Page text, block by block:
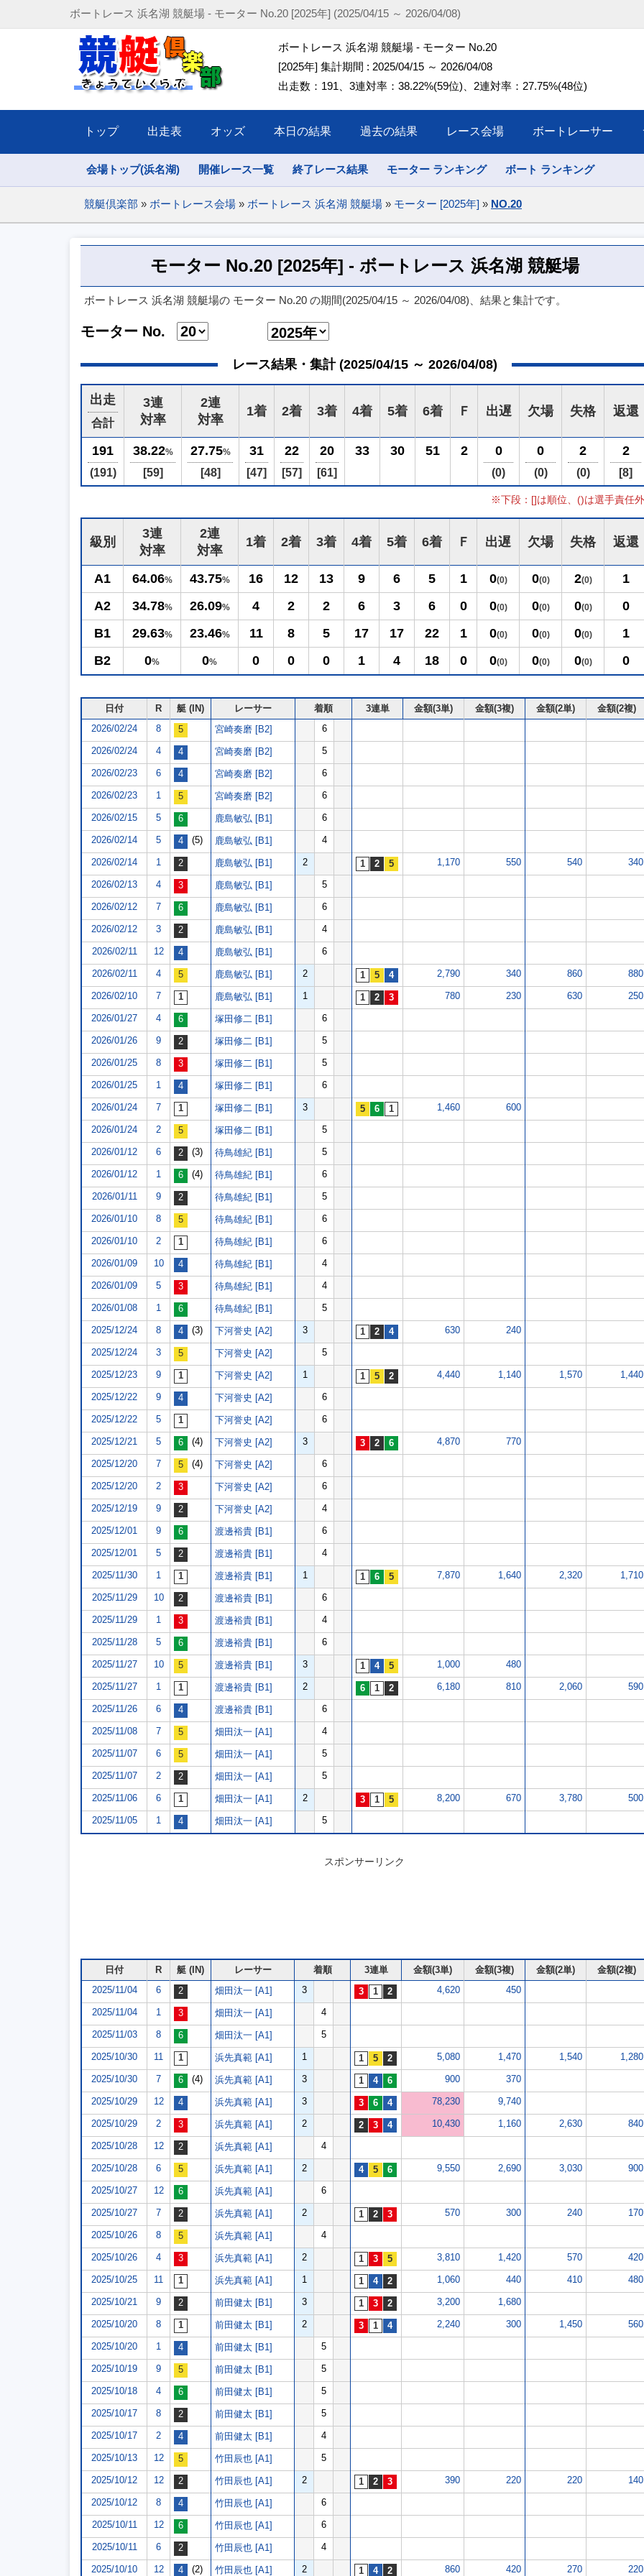
ボートレース 浜名湖 競艇場 - モーター No.20 [2025年] (2025/04/15 ～ 2026/04/08)
ボートレース 浜名湖 競艇場 - モーター No.20
[2025年] 集計期間 : 2025/04/15 ～ 2026/04/08
出走数：191、3連対率：38.22%(59位)、2連対率：27.75%(48位)
トップ 出走表 オッズ 本日の結果 過去の結果 レース会場 ボートレーサー
会場トップ(浜名湖) 開催レース一覧 終了レース結果 モーター ランキング ボート ランキング
競艇倶楽部 » ボートレース会場 » ボートレース 浜名湖 競艇場 » モーター [2025年] » NO.20
モーター No.20 [2025年] - ボートレース 浜名湖 競艇場
ボートレース 浜名湖 競艇場の モーター No.20 の期間(2025/04/15 ～ 2026/04/08)、結果と集計です。
モーター No.
レース結果・集計 (2025/04/15 ～ 2026/04/08)
出走
合計
3連
対率
2連
対率
1着 2着 3着 4着 5着 6着 Ｆ 出遅 欠場 失格 返還
191
(191)
38.22%
[59]
27.75%
[48]
31
[47]
22
[57]
20
[61]
33 30 51 2 0
(0)
0
(0)
2
(0)
2
[8]
※下段：[]は順位、()は選手責任外
級別
3連
対率
2連
対率
1着 2着 3着 4着 5着 6着 Ｆ 出遅 欠場 失格 返還
A1 64.06% 43.75% 16 12 13 9 6 5 1 0(0) 0(0) 2(0)
1
A2
34.78% 26.09% 4 2 2 6 3 6 0 0(0) 0(0) 0(0)
0
B1
29.63% 23.46% 11 8 5 17 17 22 1 0(0) 0(0) 0(0)
1
B2
0% 0% 0 0 0 1 4 18 0 0(0) 0(0) 0(0) 0
日付 R 艇 (IN) レーサー 着順 3連単 金額(3単) 金額(3複) 金額(2単)
金額(2複)
2026/02/24
8 宮崎奏磨 [B2] 6
2026/02/24 4 宮崎奏磨 [B2] 5
2026/02/23 6 宮崎奏磨 [B2] 6
2026/02/23 1 宮崎奏磨 [B2] 6
2026/02/15 5 鹿島敏弘 [B1] 6
2026/02/14 5 (5) 鹿島敏弘 [B1] 4
2026/02/14 1 鹿島敏弘 [B1] 2 1,170 550 540 340
2026/02/13 4 鹿島敏弘 [B1] 5
2026/02/12 7 鹿島敏弘 [B1] 6
2026/02/12 3 鹿島敏弘 [B1] 4
2026/02/11 12 鹿島敏弘 [B1] 6
2026/02/11 4 鹿島敏弘 [B1] 2 2,790 340 860 880
2026/02/10 7 鹿島敏弘 [B1] 1 780 230 630 250
2026/01/27 4 塚田修二 [B1] 6
2026/01/26 9 塚田修二 [B1] 5
2026/01/25 8 塚田修二 [B1] 5
2026/01/25 1 塚田修二 [B1] 6
2026/01/24 7 塚田修二 [B1] 3 1,460 600
2026/01/24 2 塚田修二 [B1] 5
2026/01/12 6 (3) 待鳥雄紀 [B1] 5
2026/01/12 1 (4) 待鳥雄紀 [B1] 6
2026/01/11 9 待鳥雄紀 [B1] 5
2026/01/10 8 待鳥雄紀 [B1] 6
2026/01/10 2 待鳥雄紀 [B1] 6
2026/01/09 10 待鳥雄紀 [B1] 4
2026/01/09 5 待鳥雄紀 [B1] 4
2026/01/08 1 待鳥雄紀 [B1] 5
2025/12/24 8 (3) 下河誉史 [A2] 3 630 240
2025/12/24 3 下河誉史 [A2] 5
2025/12/23 9 下河誉史 [A2] 1 4,440 1,140 1,570 1,440
2025/12/22 9 下河誉史 [A2] 6
2025/12/22 5 下河誉史 [A2] 6
2025/12/21 5 (4) 下河誉史 [A2] 3 4,870 770
2025/12/20 7 (4) 下河誉史 [A2] 6
2025/12/20 2 下河誉史 [A2] 6
2025/12/19 9 下河誉史 [A2] 4
2025/12/01 9 渡邊裕貴 [B1] 6
2025/12/01 5 渡邊裕貴 [B1] 4
2025/11/30 1 渡邊裕貴 [B1] 1 7,870 1,640 2,320 1,710
2025/11/29 10 渡邊裕貴 [B1] 6
2025/11/29 1 渡邊裕貴 [B1] 4
2025/11/28 5 渡邊裕貴 [B1] 6
2025/11/27 10 渡邊裕貴 [B1] 3 1,000 480
2025/11/27 1 渡邊裕貴 [B1] 2 6,180 810 2,060 590
2025/11/26 6 渡邊裕貴 [B1] 6
2025/11/08 7 畑田汰一 [A1] 4
2025/11/07 6 畑田汰一 [A1] 5
2025/11/07 2 畑田汰一 [A1] 5
2025/11/06 6 畑田汰一 [A1] 2 8,200 670 3,780 500
2025/11/05 1 畑田汰一 [A1] 5
スポンサーリンク
日付 R 艇 (IN) レーサー 着順 3連単 金額(3単) 金額(3複) 金額(2単)
金額(2複)
2025/11/04
6 畑田汰一 [A1] 3 4,620 450
2025/11/04 1 畑田汰一 [A1] 4
2025/11/03 8 畑田汰一 [A1] 5
2025/10/30 11 浜先真範 [A1] 1 5,080 1,470 1,540 1,280
2025/10/30 7 (4) 浜先真範 [A1] 3 900 370
2025/10/29 12 浜先真範 [A1] 3 78,230 9,740
2025/10/29 2 浜先真範 [A1] 2 10,430 1,160 2,630 840
2025/10/28 12 浜先真範 [A1] 4
2025/10/28 6 浜先真範 [A1] 2 9,550 2,690 3,030 900
2025/10/27 12 浜先真範 [A1] 6
2025/10/27 7 浜先真範 [A1] 2 570 300 240 170
2025/10/26 8 浜先真範 [A1] 4
2025/10/26 4 浜先真範 [A1] 2 3,810 1,420 570 420
2025/10/25 11 浜先真範 [A1] 1 1,060 440 410 480
2025/10/21 9 前田健太 [B1] 3 3,200 1,680
2025/10/20 8 前田健太 [B1] 2 2,240 300 1,450 560
2025/10/20 1 前田健太 [B1] 5
2025/10/19 9 前田健太 [B1] 5
2025/10/18 4 前田健太 [B1] 5
2025/10/17 8 前田健太 [B1] 5
2025/10/17 2 前田健太 [B1] 4
2025/10/13 12 竹田辰也 [A1] 5
2025/10/12 12 竹田辰也 [A1] 2 390 220 220 140
2025/10/12 8 竹田辰也 [A1] 6
2025/10/11 12 竹田辰也 [A1] 6
2025/10/11 6 竹田辰也 [A1] 4
2025/10/10 12 (2) 竹田辰也 [A1] 2 860 420 270 220